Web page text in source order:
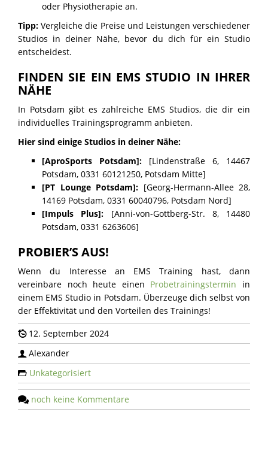
oder Physiotherapie an.
Tipp: Vergleiche die Preise und Leistungen verschiedener
Studios in deiner Nähe, bevor du dich für ein Studio
entscheidest.
FINDEN SIE EIN EMS STUDIO IN IHRER
NÄHE
In Potsdam gibt es zahlreiche EMS Studios, die dir ein
individuelles Trainingsprogramm anbieten.
Hier sind einige Studios in deiner Nähe:
[AproSports Potsdam]: [Lindenstraße 6, 14467
Potsdam, 0331 60121250, Potsdam Mitte]
[PT Lounge Potsdam]: [Georg-Hermann-Allee 28,
14169 Potsdam, 0331 60040796, Potsdam Nord]
[Impuls Plus]: [Anni-von-Gottberg-Str. 8, 14480
Potsdam, 0331 6263606]
PROBIER’S AUS!
Wenn du Interesse an EMS Training hast, dann
vereinbare noch heute einen Probetrainingstermin in
einem EMS Studio in Potsdam. Überzeuge dich selbst von
der Effektivität und den Vorteilen des Trainings!
12. September 2024
Alexander
Unkategorisiert
noch keine Kommentare